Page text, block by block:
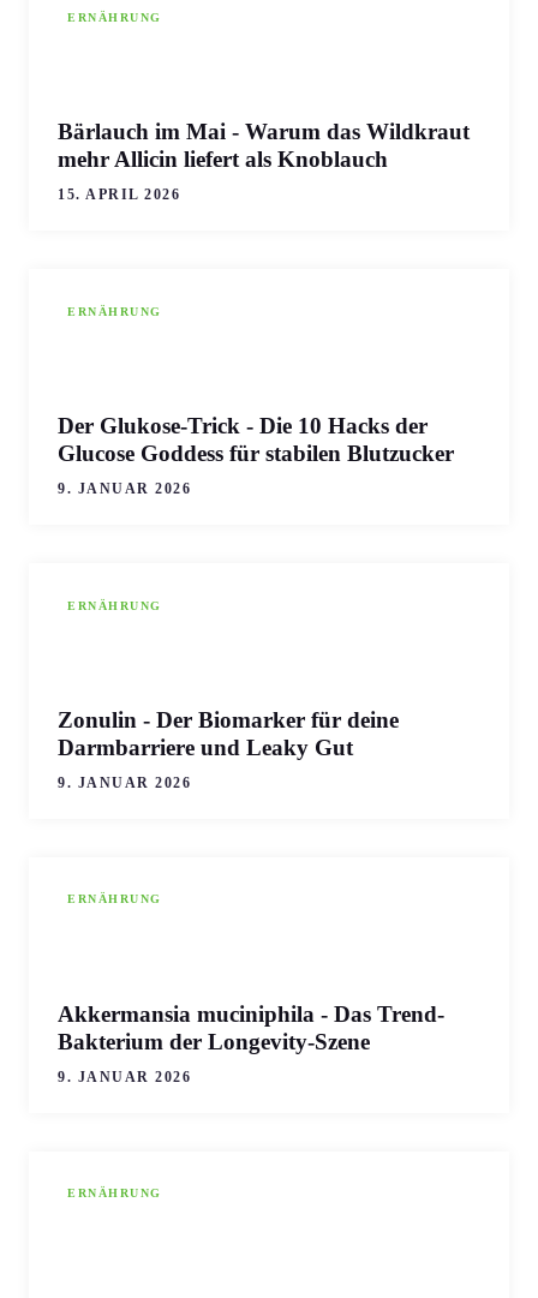
ERNÄHRUNG
Bärlauch im Mai - Warum das Wildkraut
mehr Allicin liefert als Knoblauch
15. APRIL 2026
ERNÄHRUNG
Der Glukose-Trick - Die 10 Hacks der
Glucose Goddess für stabilen Blutzucker
9. JANUAR 2026
ERNÄHRUNG
Zonulin - Der Biomarker für deine
Darmbarriere und Leaky Gut
9. JANUAR 2026
ERNÄHRUNG
Akkermansia muciniphila - Das Trend-
Bakterium der Longevity-Szene
9. JANUAR 2026
ERNÄHRUNG